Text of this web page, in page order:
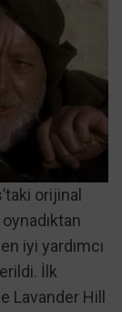
orijinal
iyi yardımcı
İlk
Lavander Hill